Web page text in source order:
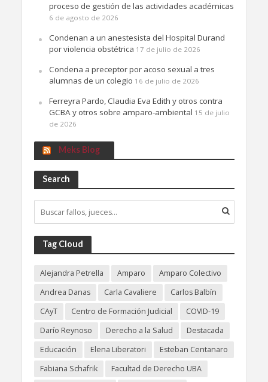
proceso de gestión de las actividades académicas
6 de agosto de 2026
Condenan a un anestesista del Hospital Durand
por violencia obstétrica 17 de julio de 2026
Condena a preceptor por acoso sexual a tres
alumnas de un colegio 16 de julio de 2026
Ferreyra Pardo, Claudia Eva Edith y otros contra
GCBA y otros sobre amparo-ambiental 15 de julio
de 2026
Meks Blog
Search
Tag Cloud
Alejandra Petrella Amparo
Amparo Colectivo
Andrea Danas
Carla Cavaliere
Carlos Balbín
CAyT
Centro de Formación Judicial
COVID-19
Darío Reynoso
Derecho a la Salud
Destacada
Educación
Elena Liberatori
Esteban Centanaro
Fabiana Schafrik
Facultad de Derecho UBA